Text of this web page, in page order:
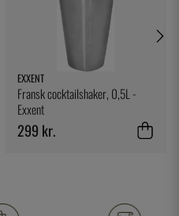
EXXENT
Fransk cocktailshaker, 0,5L -
Exxent
299 kr.